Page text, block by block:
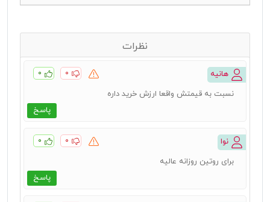
نظرات
هانیه ۰ ۰
پاسخ
نسبت به قیمتش واقعا ارزش خرید داره
نوا ۰ ۰
پاسخ
برای روتین روزانه عالیه